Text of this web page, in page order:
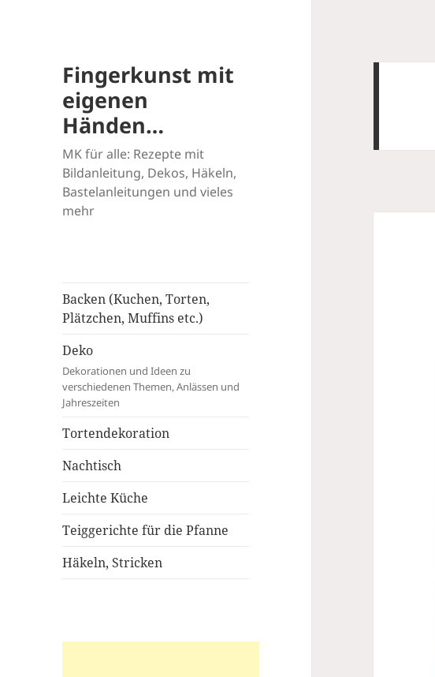
Fingerkunst mit
eigenen
Händen…
MK für alle: Rezepte mit
Bildanleitung, Dekos, Häkeln,
Bastelanleitungen und vieles
mehr
Backen (Kuchen, Torten,
Plätzchen, Muffins etc.)
Deko
Dekorationen und Ideen zu
verschiedenen Themen, Anlässen und
Jahreszeiten
Tortendekoration
Nachtisch
Leichte Küche
Teiggerichte für die Pfanne
Häkeln, Stricken